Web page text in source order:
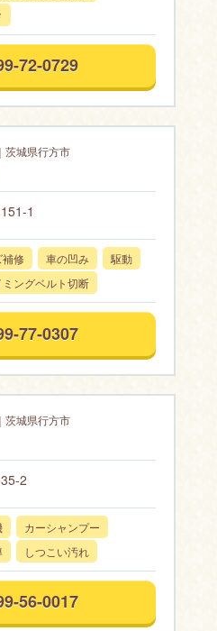
72-0729
茨城県行方市
1
補修 車の凹み
駆動
ミングベルト切断
77-0307
茨城県行方市
2
カーシャンプー
しつこい汚れ
56-0017